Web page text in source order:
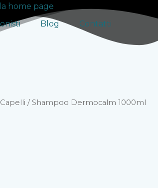
Blog Contatti
Capelli / Shampoo Dermocalm 1000ml